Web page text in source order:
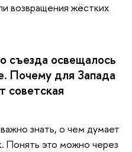
возвращения жёстких
съезда освещалось
Почему для Запада
советская
знать, о чем думает
Понять это можно через